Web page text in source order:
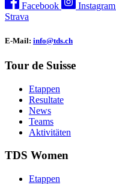
Facebook Instagram
Strava
E-Mail: info@tds.ch
Tour de Suisse
Etappen
Resultate
News
Teams
Aktivitäten
TDS Women
Etappen